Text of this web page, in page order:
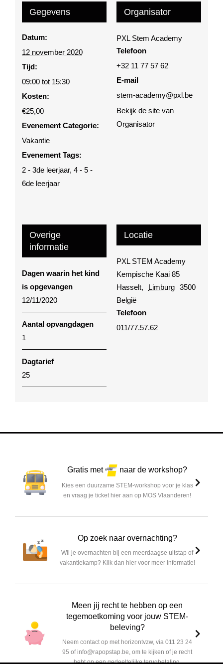
Gegevens
Datum:
12 november 2020
Tijd:
09:00 tot 15:30
Kosten:
€25,00
Evenement Categorie:
Vakantie
Evenement Tags:
2 - 3de leerjaar,4 - 5 -
6de leerjaar
Locatie
PXL STEM Academy
Kempische Kaai 85
Hasselt, Limburg 3500
België
Telefoon
011/77.57.62
Organisator
PXL Stem Academy
Telefoon
+32 11 77 57 62
E-mail
stem-academy@pxl.be
Bekijk de site van
Organisator
Overige
informatie
Dagen waarin het kind
is opgevangen
12/11/2020
Aantal opvangdagen
1
Dagtarief
25
Gratis met naar de workshop?
Kies een duurzame STEM-workshop voor je klas
en vraag je ticket hier aan op MOS Vlaanderen!
Op zoek naar overnachting?
Wil je overnachten bij een meerdaagse uitstap of
vakantiekamp? Klik dan hier voor meer informatie!
Meen jij recht te hebben op een
tegemoetkoming voor jouw STEM-
beleving?
Neem contact op met horizontvzw, via 011 23 24
95 of info@rapopstap.be, om te kijken of je recht
hebt op een gedeeltelijke terugbetaling.